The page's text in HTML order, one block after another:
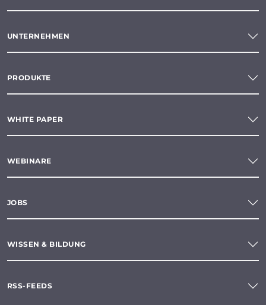
UNTERNEHMEN
PRODUKTE
WHITE PAPER
WEBINARE
JOBS
WISSEN & BILDUNG
RSS-FEEDS